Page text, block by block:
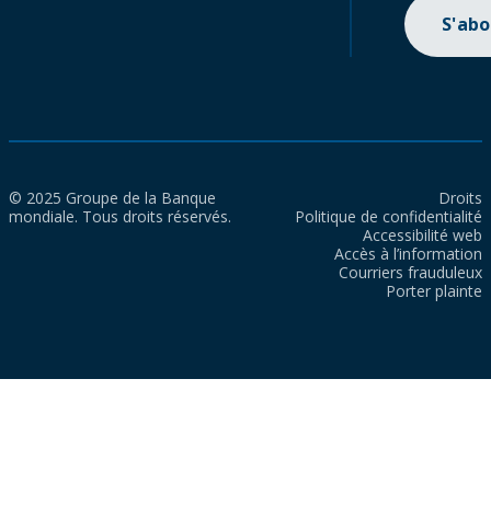
© 2025 Groupe de la Banque
mondiale. Tous droits réservés.
Droits
Politique de confidentialité
Accessibilité web
Accès à l’information
Courriers frauduleux
Porter plainte